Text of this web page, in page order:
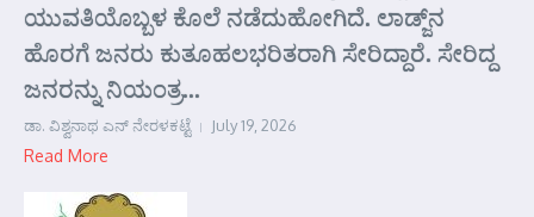
ಯುವತಿಯೊಬ್ಬಳ ಕೊಲೆ ನಡೆದುಹೋಗಿದೆ. ಲಾಡ್ಜ್‌ನ
ಹೊರಗೆ ಜನರು ಕುತೂಹಲಭರಿತರಾಗಿ ಸೇರಿದ್ದಾರೆ. ಸೇರಿದ್ದ
ಜನರನ್ನು ನಿಯಂತ್ರ...
ಡಾ. ವಿಶ್ವನಾಥ ಎನ್ ನೇರಳಕಟ್ಟೆ July 19, 2026
Read More